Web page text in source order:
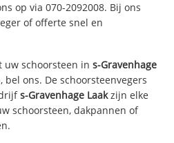
op via 070-2092008. Bij ons
of offerte snel en
uw schoorsteen ins-Gravenhage
ons. De schoorsteenvegers
s-Gravenhage Laakzijn elke
schoorsteen, dakpannen of